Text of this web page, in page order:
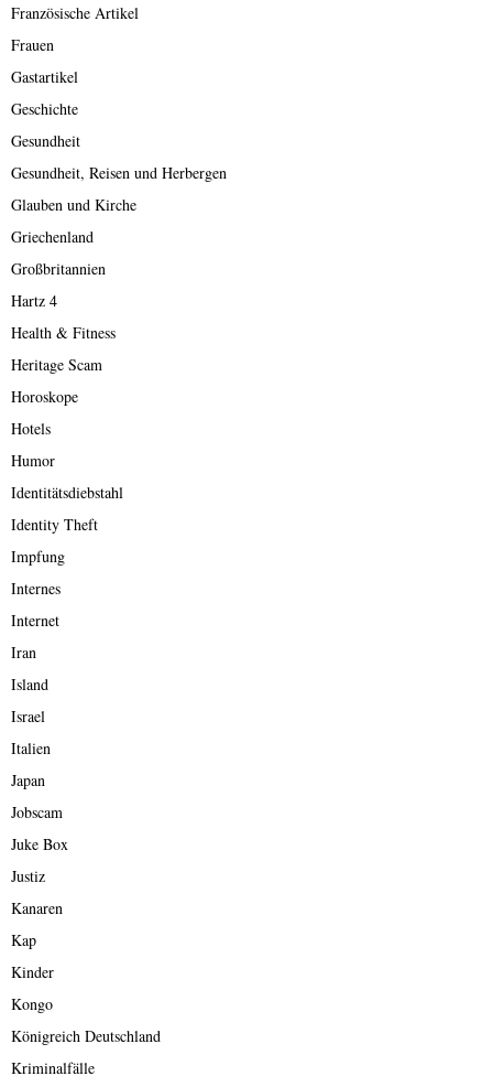
Französische Artikel
Frauen
Gastartikel
Geschichte
Gesundheit
Gesundheit, Reisen und Herbergen
Glauben und Kirche
Griechenland
Großbritannien
Hartz 4
Health & Fitness
Heritage Scam
Horoskope
Hotels
Humor
Identitätsdiebstahl
Identity Theft
Impfung
Internes
Internet
Iran
Island
Israel
Italien
Japan
Jobscam
Juke Box
Justiz
Kanaren
Kap
Kinder
Kongo
Königreich Deutschland
Kriminalfälle